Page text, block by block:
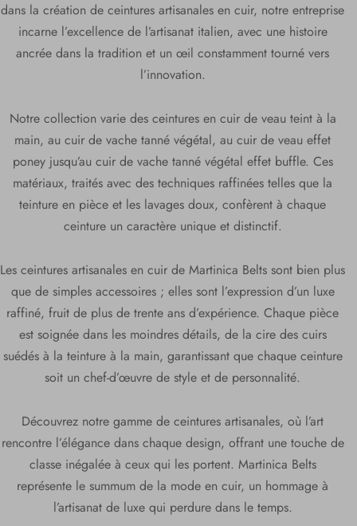
dans la création de ceintures artisanales en cuir, notre entreprise
incarne l’excellence de l’artisanat italien, avec une histoire
ancrée dans la tradition et un œil constamment tourné vers
l’innovation.
Notre collection varie des ceintures en cuir de veau teint à la
main, au cuir de vache tanné végétal, au cuir de veau effet
poney jusqu’au cuir de vache tanné végétal effet buffle. Ces
matériaux, traités avec des techniques raffinées telles que la
teinture en pièce et les lavages doux, confèrent à chaque
ceinture un caractère unique et distinctif.
Les ceintures artisanales en cuir de Martinica Belts sont bien plus
que de simples accessoires ; elles sont l’expression d’un luxe
raffiné, fruit de plus de trente ans d’expérience. Chaque pièce
est soignée dans les moindres détails, de la cire des cuirs
suédés à la teinture à la main, garantissant que chaque ceinture
soit un chef-d’œuvre de style et de personnalité.
Découvrez notre gamme de ceintures artisanales, où l’art
rencontre l’élégance dans chaque design, offrant une touche de
classe inégalée à ceux qui les portent. Martinica Belts
représente le summum de la mode en cuir, un hommage à
l’artisanat de luxe qui perdure dans le temps.